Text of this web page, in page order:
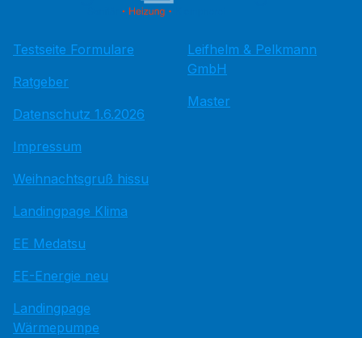
Testseite Formulare
Ratgeber
Datenschutz 1.6.2026
Impressum
Weihnachtsgruß hissu
Landingpage Klima
EE Medatsu
EE-Energie neu
Landingpage
Wärmepumpe
Leifhelm & Pelkmann
GmbH
Master